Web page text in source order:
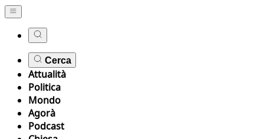
Cerca
Attualità
Politica
Mondo
Agorà
Podcast